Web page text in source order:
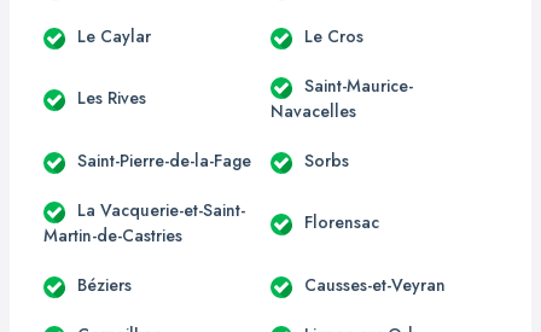
Le Caylar Le Cros
Les Rives
Saint-Maurice-
Navacelles
Saint-Pierre-de-la-Fage Sorbs
La Vacquerie-et-Saint-
Martin-de-Castries
Florensac
Béziers Causses-et-Veyran